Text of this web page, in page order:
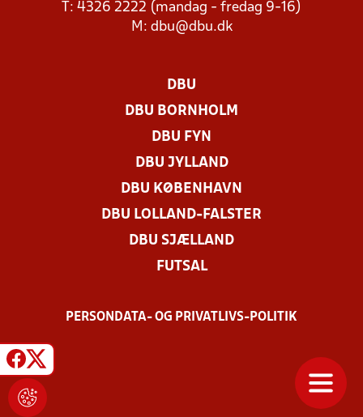
T: 4326 2222 (mandag - fredag 9-16)
M: dbu@dbu.dk
DBU
DBU BORNHOLM
DBU FYN
DBU JYLLAND
DBU KØBENHAVN
DBU LOLLAND-FALSTER
DBU SJÆLLAND
FUTSAL
PERSONDATA- OG PRIVATLIVS-POLITIK